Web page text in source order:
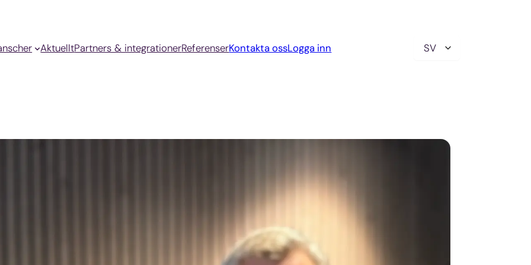
AktuelltPartners & integrationerReferenserKontakta ossLogga inn
Välj